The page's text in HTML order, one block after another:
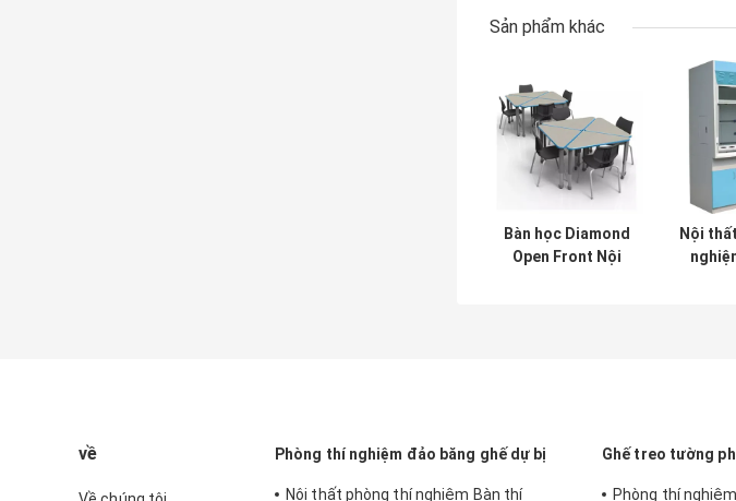
Sản phẩm khác
Bàn học Diamond
Open Front Nội
Nội
về Phòng thí nghiệm đảo băng ghế dự bị
Nội thất phòng thí nghiệm Bàn thí
Ghế treo tường
Phòng thí